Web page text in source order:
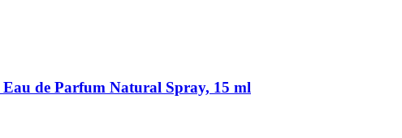
Eau de Parfum Natural Spray, 15 ml